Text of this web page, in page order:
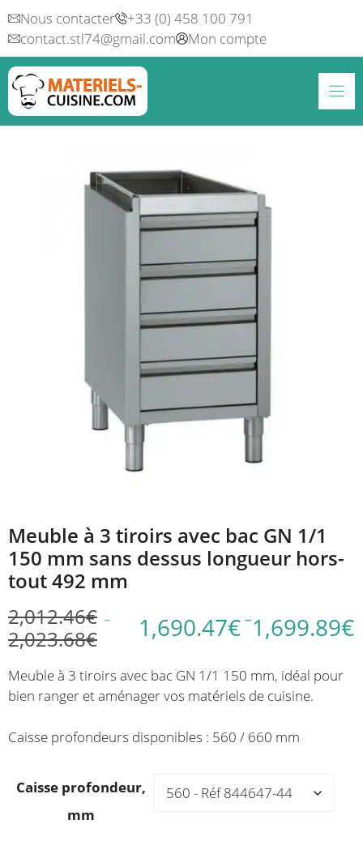
Aller
au
contenu
Nous contacter
+33 (0) 458 100 791
contact.stl74@gmail.com
Mon compte
Meuble à 3 tiroirs avec bac GN 1/1
150 mm sans dessus longueur hors-
tout 492 mm
2,012.46€ –
2,023.68€Plage
prix :
2,012.46€
2,023.68€
1,690.47€ –1,699.89€
Plage
prix :
1,690.47€
1,699.89€
Meuble à 3 tiroirs avec bac GN 1/1 150 mm, idéal pour
bien ranger et aménager vos matériels de cuisine.
Caisse profondeurs disponibles : 560 / 660 mm
Caisse profondeur,
mm